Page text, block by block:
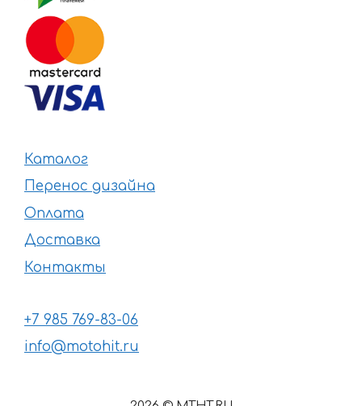
Каталог
Перенос дизайна
Оплата
Доставка
Контакты
+7 985 769-83-06
info@motohit.ru